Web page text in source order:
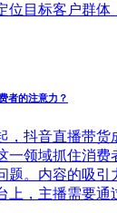
位目标客户群体
者的注意力？
，抖音直播带货
一领域抓住消费
题。内容的吸引
上，主播需要